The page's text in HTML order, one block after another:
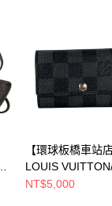
【環球板橋車站
LOUIS
包//N62662
NT$5,000